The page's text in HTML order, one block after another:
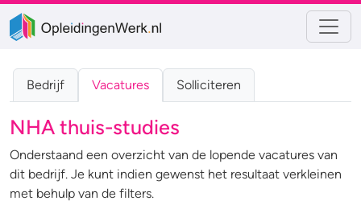
Bedrijf Vacatures Solliciteren
NHA thuis-studies
Onderstaand een overzicht van de lopende vacatures van
dit bedrijf. Je kunt indien gewenst het resultaat verkleinen
met behulp van de filters.